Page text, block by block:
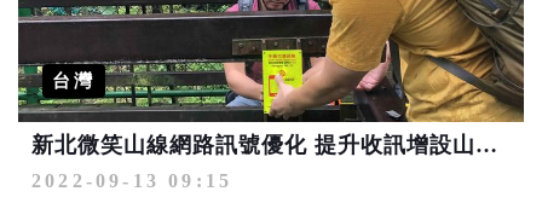
台灣
新北微笑山線網路訊號優化 提升收訊增設山林通訊牌
2022-09-13 09:15